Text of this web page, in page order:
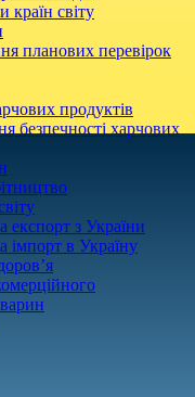
країн світу
планових перевірок
продуктів
безпечності харчових
експорт з України
імпорт в Україну